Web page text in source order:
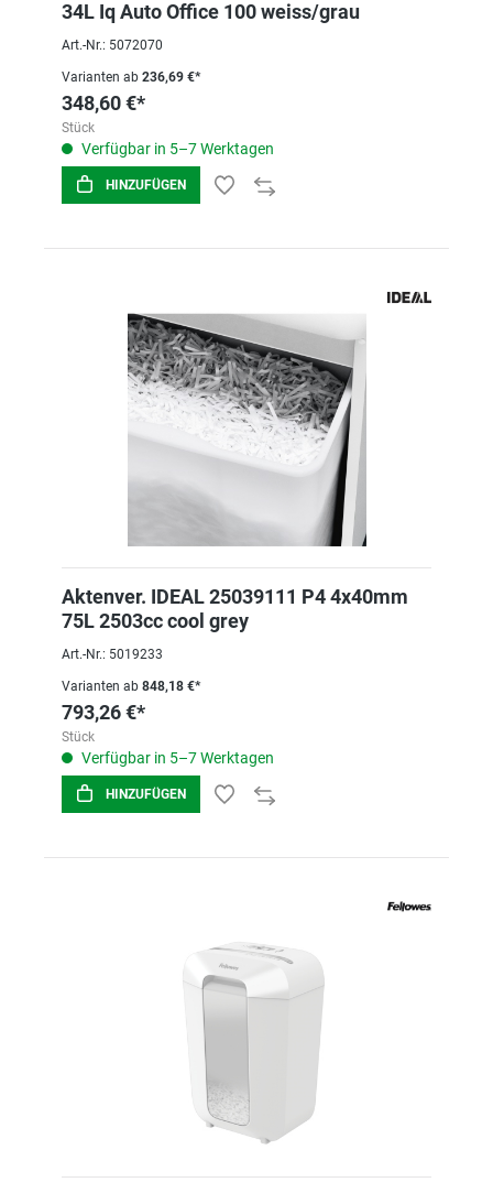
34L Iq Auto Office 100 weiss/grau
Art.-Nr.: 5072070
Varianten ab 236,69 €*
348,60 €*
Stück
Verfügbar in 5–7 Werktagen
HINZUFÜGEN
Aktenver. IDEAL 25039111 P4 4x40mm
75L 2503cc cool grey
Art.-Nr.: 5019233
Varianten ab 848,18 €*
793,26 €*
Stück
Verfügbar in 5–7 Werktagen
HINZUFÜGEN